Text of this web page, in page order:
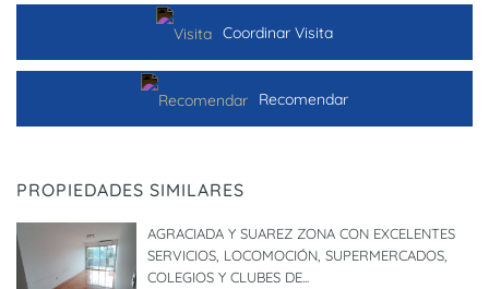
Coordinar Visita
Recomendar
PROPIEDADES SIMILARES
AGRACIADA Y SUAREZ ZONA CON EXCELENTES
SERVICIOS, LOCOMOCIÓN, SUPERMERCADOS,
COLEGIOS Y CLUBES DE...